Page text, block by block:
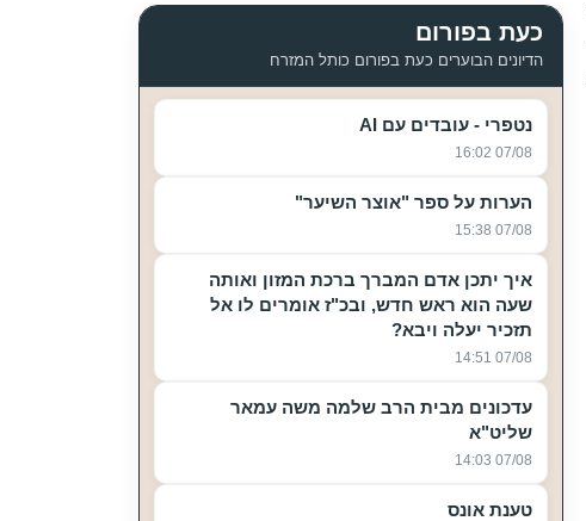
כעת בפורום
הדיונים הבוערים כעת בפורום כותל המזרח
נטפרי - עובדים עם AI
07/08 16:02
הערות על ספר "אוצר השיער"
07/08 15:38
איך יתכן אדם המברך ברכת המזון ואותה
שעה הוא ראש חדש, ובכ"ז אומרים לו אל
תזכיר יעלה ויבא?
07/08 14:51
עדכונים מבית הרב שלמה משה עמאר
שליט"א
07/08 14:03
טענת אונס